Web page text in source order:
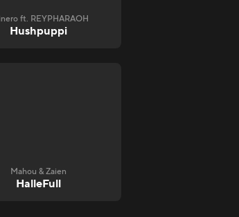
ft. REYPHARAOH
Hushpuppi
Mahou & Zaien
HalleFull